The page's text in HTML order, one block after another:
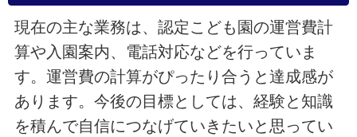
現在の主な業務は、認定こども園の運営費計
算や入園案内、電話対応などを行っていま
す。運営費の計算がぴったり合うと達成感が
あります。今後の目標としては、経験と知識
を積んで自信につなげていきたいと思ってい